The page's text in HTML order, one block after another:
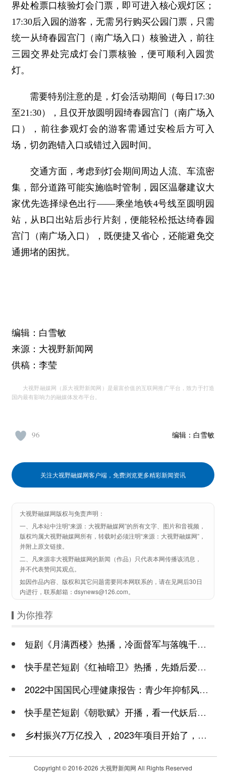
界处检票口核验灯会门票，即可进入核心观灯区；
17:30后入园的游客，无需另行购买公园门票，只需
统一从绮春园宫门（南广场入口）核验进入，前往
三园交界处完成灯会门票核验，便可顺利入园赏
灯。
需要特别注意的是，灯会活动期间（每日17:30
至21:30），且仅开放圆明园绮春园宫门（南广场入
口），前往参观灯会的游客需通过安检后方可入
场，切勿跑错入口或错过入园时间。
交通方面，考虑到灯会期间周边人流、车流密
集，部分道路可能实施临时管制，园区温馨建议大
家优先选择绿色出行——乘坐地铁4号线至圆明园
站，从B口出站后步行片刻，便能轻松抵达绮春园
宫门（南广场入口），既便捷又省心，还能避免交
通拥堵的困扰。
编辑：白雪敏
来源：大视野新闻网
供稿：李莹
大视野融媒网（原大视野新闻网）是最富价值的互联网推广平台，致力于打造
国内最有影响力的融媒体发布平台。
编辑： 白雪敏
96
关注大视野融媒网客户端，免费浏览更多精彩新闻资讯
大视野融媒网版权与免责声明：
一、凡本站中注明“来源：大视野融媒网”的所有文字、图片和音视频，
版权均属大视野融媒网所有，转载时必须注明“来源：大视野融媒网”，
并附上原文链接。
二、凡来源非大视野融媒网的新闻（作品）只代表本网传播该消息，
并不代表赞同其观点。
如因作品内容、版权和其它问题需要同本网联系的，请在见网后30日
内进行，联系邮箱：dsynews@126.com。
为你推荐
短剧《月满西楼》热播，冷面督军与落魄千金谱写民国传奇
快手星芒短剧《红袖暗卫》热播，先婚后爱诠释别样浪漫
2022中国国民心理健康报告：青少年抑郁风险高于成年
快手星芒短剧《朝歌赋》开播，看一代妖后与心机皇上极限拉扯
乡村振兴7万亿投入 ，2023年项目开始了，总有一个适合你
Copyright © 2016-2026 大视野新闻网 All Rights Reserved